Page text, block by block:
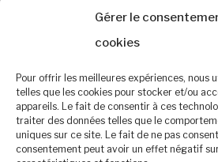
Gérer le
cookies
Pour offrir les meilleures expériences, nous
telles que les cookies pour stocker et/ou
appareils. Le fait de consentir à ces
traiter des données telles que le
uniques sur ce site. Le fait de ne pas
consentement peut avoir un effet négatif